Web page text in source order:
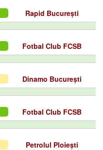
Rapid București
Fotbal Club FCSB
Dinamo București
Fotbal Club FCSB
Petrolul Ploiești